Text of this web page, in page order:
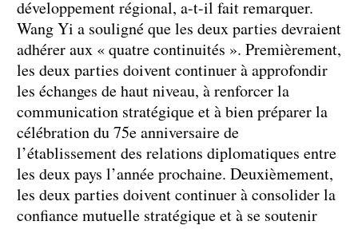
développement régional, a-t-il fait remarquer.
Wang Yi a souligné que les deux parties devraient
adhérer aux « quatre continuités ». Premièrement,
les deux parties doivent continuer à approfondir
les échanges de haut niveau, à renforcer la
communication stratégique et à bien préparer la
célébration du 75e anniversaire de
l’établissement des relations diplomatiques entre
les deux pays l’année prochaine. Deuxièmement,
les deux parties doivent continuer à consolider la
confiance mutuelle stratégique et à se soutenir